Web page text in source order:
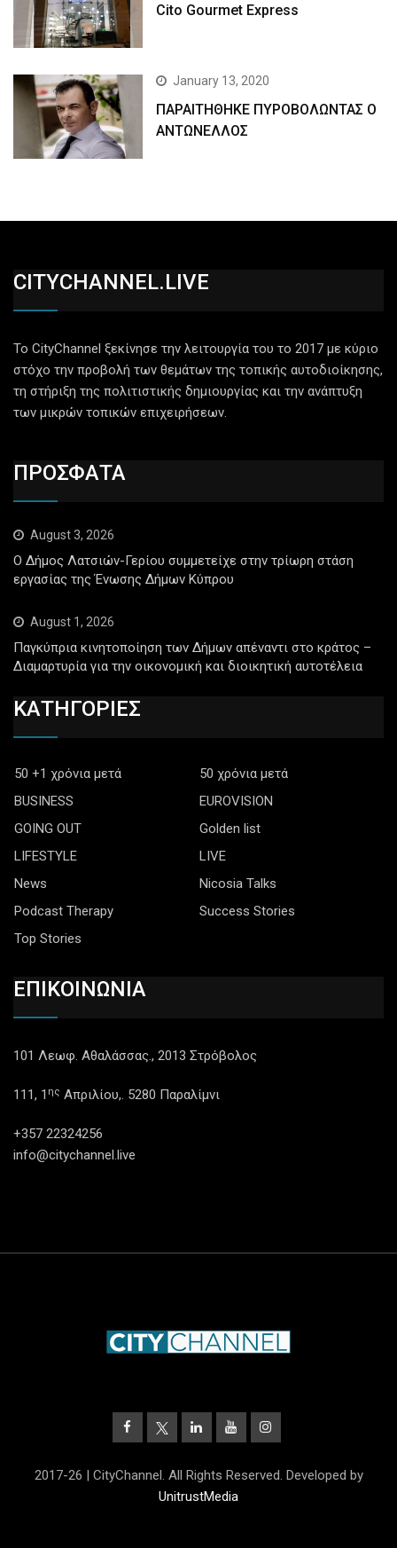
Cito Gourmet Express
January 13, 2020
ΠΑΡΑΙΤΗΘΗΚΕ ΠΥΡΟΒΟΛΩΝΤΑΣ Ο
ΑΝΤΩΝΕΛΛΟΣ
CITYCHANNEL.LIVE
Το CityChannel ξεκίνησε την λειτουργία του το 2017 με κύριο
στόχο την προβολή των θεμάτων της τοπικής αυτοδιοίκησης,
τη στήριξη της πολιτιστικής δημιουργίας και την ανάπτυξη
των μικρών τοπικών επιχειρήσεων.
ΠΡΟΣΦΑΤΑ
August 3, 2026
Ο Δήμος Λατσιών-Γερίου συμμετείχε στην τρίωρη στάση
εργασίας της Ένωσης Δήμων Κύπρου
August 1, 2026
Παγκύπρια κινητοποίηση των Δήμων απέναντι στο κράτος –
Διαμαρτυρία για την οικονομική και διοικητική αυτοτέλεια
ΚΑΤΗΓΟΡΙΕΣ
50 +1 χρόνια μετά
50 χρόνια μετά
BUSINESS
EUROVISION
GOING OUT
Golden list
LIFESTYLE
LIVE
News
Nicosia Talks
Podcast Therapy
Success Stories
Top Stories
ΕΠΙΚΟΙΝΩΝΙΑ
101 Λεωφ. Αθαλάσσας., 2013 Στρόβολος
111, 1 ης Απριλίου,. 5280 Παραλίμνι
+357 22324256
info@citychannel.live
2017-26 | CityChannel. All Rights Reserved. Developed by
UnitrustMedia